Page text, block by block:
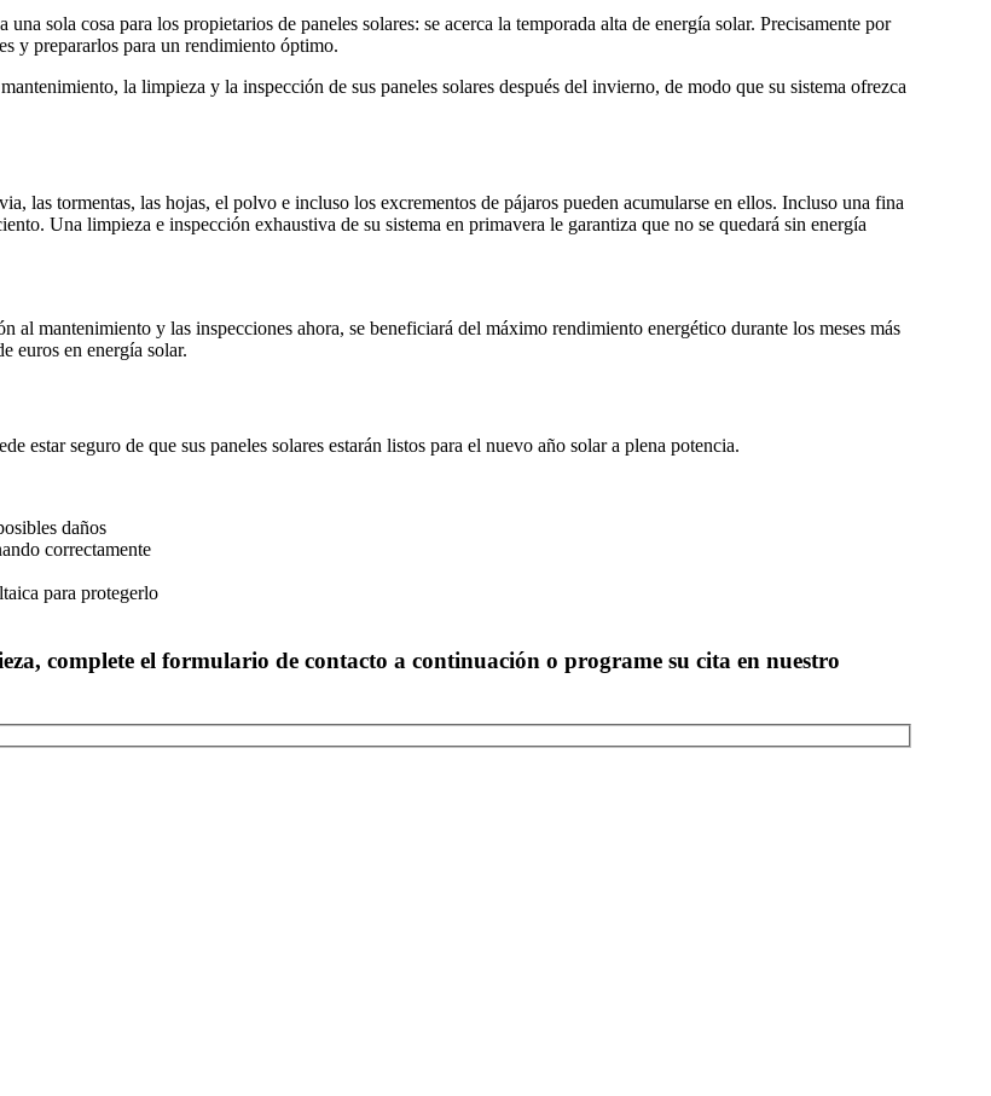
sola cosa para los propietarios de paneles solares: se acerca la temporada alta de energía solar. Precisamente por
y prepararlos para un rendimiento óptimo.
la limpieza y la inspección de sus paneles solares después del invierno, de modo que su sistema ofrezca
las tormentas, las hojas, el polvo e incluso los excrementos de pájaros pueden acumularse en ellos. Incluso una fina
Una limpieza e inspección exhaustiva de su sistema en primavera le garantiza que no se quedará sin energía
al mantenimiento y las inspecciones ahora, se beneficiará del máximo rendimiento energético durante los meses más
euros en energía solar.
estar seguro de que sus paneles solares estarán listos para el nuevo año solar a plena potencia.
daños
correctamente
para protegerlo
complete el formulario de contacto a continuación o programe su cita en nuestro